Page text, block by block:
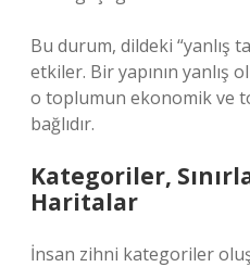
Bu durum, dildeki “yanlış
etkiler. Bir yapının yanlış
o toplumun ekonomik ve
bağlıdır.
Kategoriler,
Haritalar
İnsan zihni kategoriler